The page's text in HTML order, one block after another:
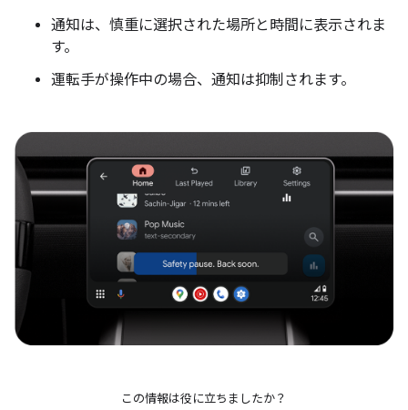
通知は、慎重に選択された場所と時間に表示されま
す。
運転手が操作中の場合、通知は抑制されます。
この情報は役に立ちましたか？